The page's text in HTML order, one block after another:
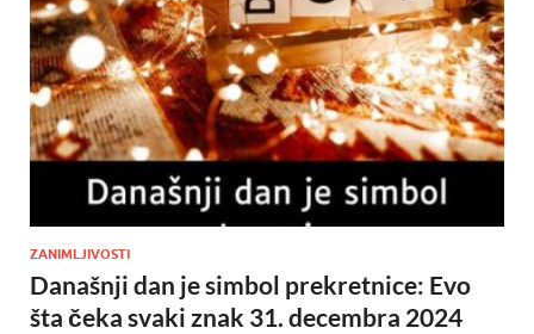
ZANIMLJIVOSTI
Današnji dan je simbol prekretnice: Evo
šta čeka svaki znak 31. decembra 2024